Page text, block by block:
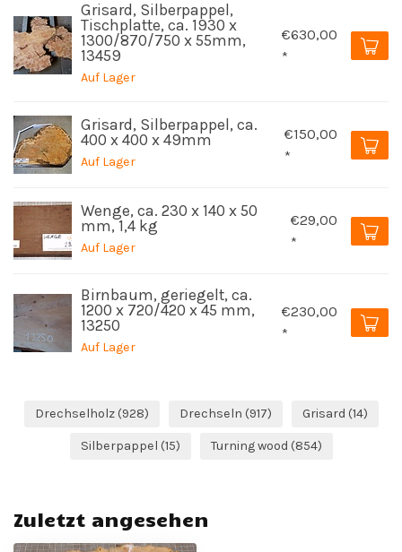
Grisard, Silberpappel,
Tischplatte, ca. 1930 x
1300/870/750 x 55mm,
13459
Auf Lager
€630,00
*
Grisard, Silberpappel, ca.
400 x 400 x 49mm
Auf Lager
€150,00
*
Wenge, ca. 230 x 140 x 50
mm, 1,4 kg
Auf Lager
€29,00
*
Birnbaum, geriegelt, ca.
1200 x 720/420 x 45 mm,
13250
Auf Lager
€230,00
*
Drechselholz (928) Drechseln (917) Grisard (14)
Silberpappel (15) Turning wood (854)
Zuletzt angesehen